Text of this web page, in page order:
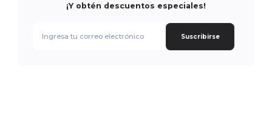
¡Y obtén descuentos especiales!
Suscribirse